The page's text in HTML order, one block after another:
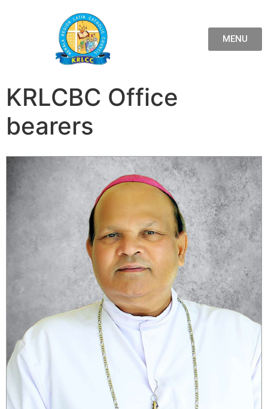
MENU
KRLCBC Office
bearers